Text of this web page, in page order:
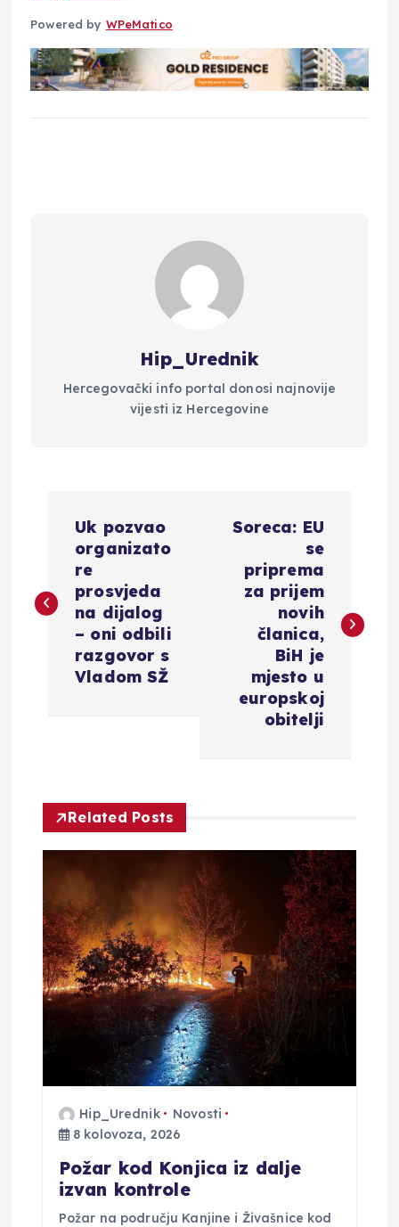
Powered by WPeMatico
Hip_Urednik
Hercegovački info portal donosi najnovije
vijesti iz Hercegovine
v
a
o
b
a
Uk pozvao
organizato
re
prosvjeda
na dijalog
– oni odbili
razgovor s
Vladom SŽ
Soreca: EU
se
priprema
za prijem
novih
članica,
BiH je
mjesto u
europskoj
obitelji
Related Posts
Hip_Urednik
Novosti
8 kolovoza, 2026
Požar kod Konjica iz dalje
izvan kontrole
Požar na području Kanjine i Živašnice kod